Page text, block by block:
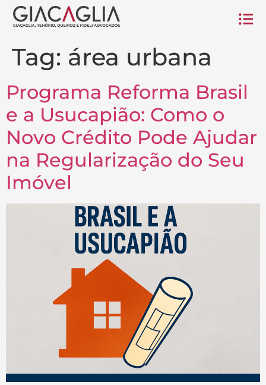
Tag: área urbana
Programa Reforma Brasil
e a Usucapião: Como o
Novo Crédito Pode Ajudar
na Regularização do Seu
Imóvel